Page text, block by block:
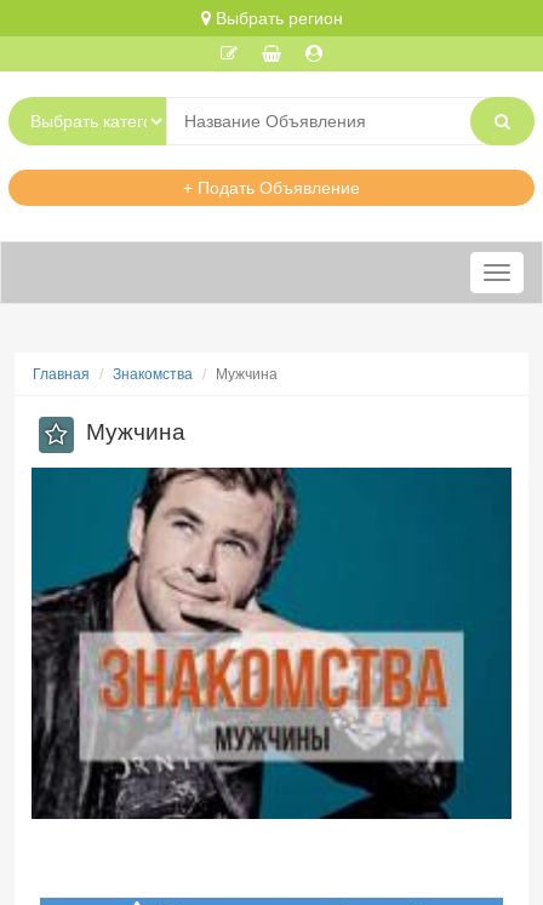
Выбрать регион
+ Подать Объявление
Меню
Главная Знакомства Мужчина
Мужчина